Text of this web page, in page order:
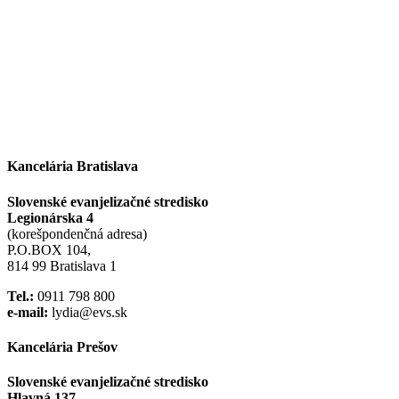
Kancelária Bratislava
Slovenské evanjelizačné stredisko
Legionárska 4
(korešpondenčná adresa)
P.O.BOX 104,
814 99 Bratislava 1
Tel.: 0911 798 800
e-mail: lydia@evs.sk
Kancelária Prešov
Slovenské evanjelizačné stredisko